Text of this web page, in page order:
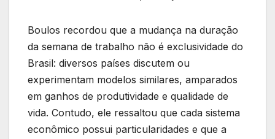
Boulos recordou que a mudança na duração
da semana de trabalho não é exclusividade do
Brasil: diversos países discutem ou
experimentam modelos similares, amparados
em ganhos de produtividade e qualidade de
vida. Contudo, ele ressaltou que cada sistema
econômico possui particularidades e que a